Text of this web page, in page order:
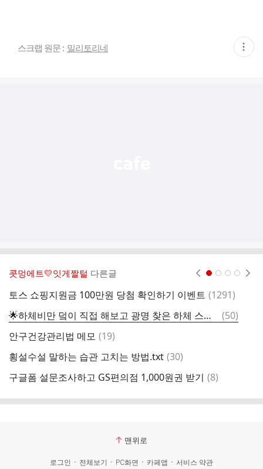
스크랩 원문 : 밀리토리네 현
재
콧멍에트💛잇게짤털 다른글
토스 쇼핑지원금 100만원 당첨 확인하기 이벤트 댓
(1291)
🌟하체비만 덬이 직접 해보고 광명 찾은 하체 스트레칭 영상(3개)🌟
댓
글
(50)
안구건강관리법 메모 댓
(19)
횡설수설 말하는 습관 고치는 방법.txt 댓
(30)
구글폼 설문조사하고 GS편의점 1,000원권 받기 댓
(8)
맨위로
로그인 전체보기 PC화면 카페앱 서비스 약관